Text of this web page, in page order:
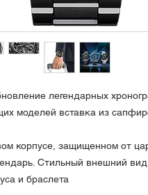
легендарных
моделей вставка из
корпусе, защищенном от
Стильный внешний
и браслета